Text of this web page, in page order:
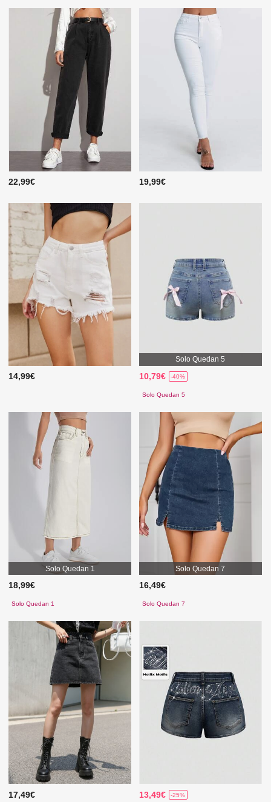
22,99€ 19,99€
14,99€
Solo Quedan 5
10,79€ -40%
Solo Quedan 5
Solo Quedan 1
18,99€
Solo Quedan 1
Solo Quedan 7
16,49€
Solo Quedan 7
17,49€ 13,49€ -25%